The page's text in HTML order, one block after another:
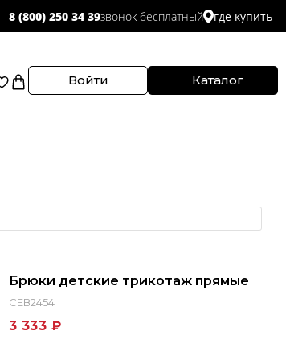
8 (800) 250 34 39звонок бесплатный где купить
Войти Каталог
СЕВ2454
Брюки детские трикотаж прямые
3 333 ₽